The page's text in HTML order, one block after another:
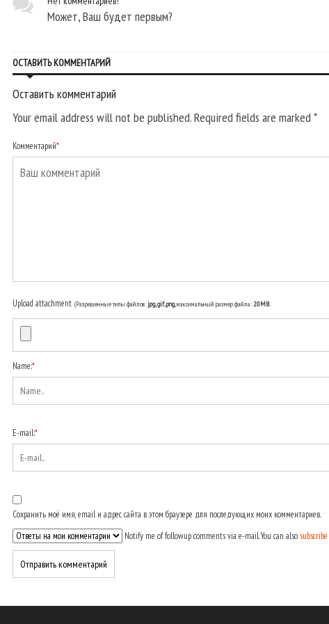
Может, Ваш будет первым?
ОСТАВИТЬ КОММЕНТАРИЙ
Оставить комментарий
Your email address will not be published. Required fields are marked*
Комментарий*
Upload attachment (Разрешенные типы файлов:jpg, gif, png, максимальный размер файла:20MB.
Name:*
E-mail:*
Сохранить моё имя, email и адрес сайта в этом браузере для последующих моих комментариев.
Notify me of followup comments via e-mail. You can also subscribe